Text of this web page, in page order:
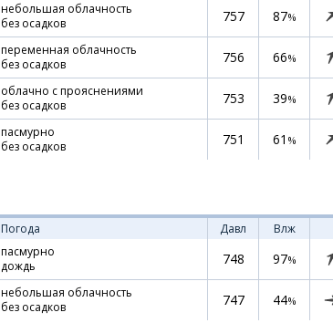
небольшая облачность
без осадков
757 87%
переменная облачность
без осадков
756 66%
облачно с прояснениями
без осадков
753 39%
пасмурно
без осадков
751 61 %
Погода Давл Влж
пасмурно
дождь
748 97%
небольшая облачность
без осадков
747 44%